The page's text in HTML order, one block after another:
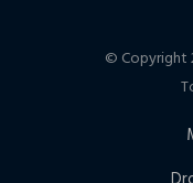
© Copyright